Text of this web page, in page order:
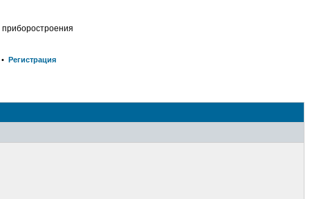
приборостроения
Регистрация